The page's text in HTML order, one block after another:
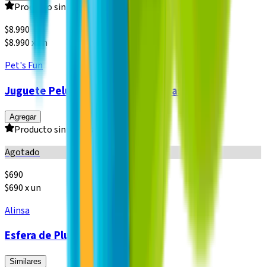
Producto sin calificar
$8.990
$8.990 x un
Pet's Fun
Juguete Peluche Ardilla con Pelotas Pro
Agregar
Producto sin calificar
Agotado
$690
$690 x un
Alinsa
Esfera de Plumavit 6 cm
Similares